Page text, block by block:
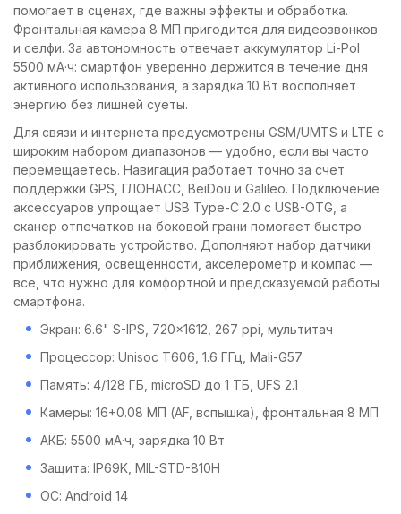
помогает в сценах, где важны эффекты и обработка.
Фронтальная камера 8 МП пригодится для видеозвонков
и селфи. За автономность отвечает аккумулятор Li-Pol
5500 мА·ч: смартфон уверенно держится в течение дня
активного использования, а зарядка 10 Вт восполняет
энергию без лишней суеты.
Для связи и интернета предусмотрены GSM/UMTS и LTE с
широким набором диапазонов — удобно, если вы часто
перемещаетесь. Навигация работает точно за счет
поддержки GPS, ГЛОНАСС, BeiDou и Galileo. Подключение
аксессуаров упрощает USB Type-C 2.0 с USB-OTG, а
сканер отпечатков на боковой грани помогает быстро
разблокировать устройство. Дополняют набор датчики
приближения, освещенности, акселерометр и компас —
все, что нужно для комфортной и предсказуемой работы
смартфона.
Экран: 6.6" S-IPS, 720×1612, 267 ppi, мультитач
Процессор: Unisoc T606, 1.6 ГГц, Mali-G57
Память: 4/128 ГБ, microSD до 1 ТБ, UFS 2.1
Камеры: 16+0.08 МП (AF, вспышка), фронтальная 8 МП
АКБ: 5500 мА·ч, зарядка 10 Вт
Защита: IP69K, MIL-STD-810H
ОС: Android 14